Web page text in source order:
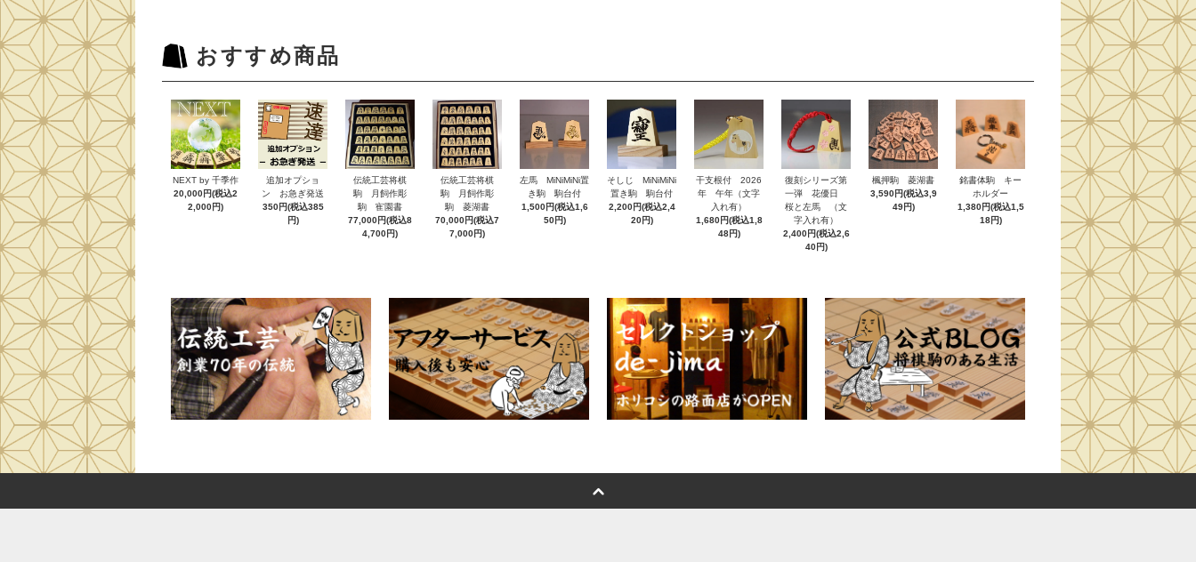
おすすめ商品
NEXT by 千季作
20,000円(税込2
2,000円)
追加オプショ
ン お急ぎ発送
350円(税込385
円)
伝統工芸将棋
駒 月飼作彫
駒 寉園書
77,000円(税込8
4,700円)
伝統工芸将棋
駒 月飼作彫
駒 菱湖書
70,000円(税込7
7,000円)
左馬 MiNiMiNi置
き駒 駒台付
1,500円(税込1,6
50円)
そしじ MiNiMiNi
置き駒 駒台付
2,200円(税込2,4
20円)
干支根付 2026
年 午年（文字
入れ有）
1,680円(税込1,8
48円)
復刻シリーズ第
一弾 花優日
桜と左馬 （文
字入れ有）
2,400円(税込2,6
40円)
楓押駒 菱湖書
3,590円(税込3,9
49円)
銘書体駒 キー
ホルダー
1,380円(税込1,5
18円)